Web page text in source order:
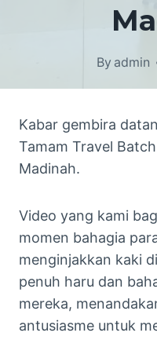
By admin
Kabar gembira
Tamam Travel
Madinah.
Video yang kami
momen bahagia
menginjakkan kaki
penuh haru dan
mereka,
antusiasme untuk